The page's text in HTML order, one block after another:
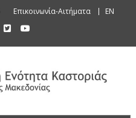
Επικοινωνία-Αιτήματα EN